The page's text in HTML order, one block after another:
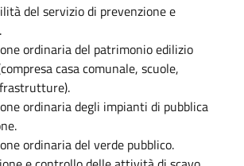
del servizio di prevenzione e
ordinaria del patrimonio edilizio
casa comunale, scuole,
ordinaria degli impianti di pubblica
ordinaria del verde pubblico.